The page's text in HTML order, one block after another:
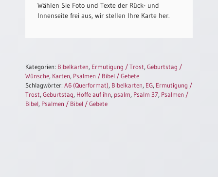
Kirchen(wieder)eintritt
Poster
Neuerscheinungen
Wählen Sie Foto und Texte der Rück- und
Innenseite frei aus, wir stellen Ihre Karte her.
Kategorien: Bibelkarten, Ermutigung / Trost,Geburtstag /
Wünsche, Karten, Psalmen / Bibel / Gebete
Schlagwörter:A6 (Querformat), Bibelkarten, EG, Ermutigung /
Trost,Geburtstag, Hoffe auf ihn, psalm, Psalm 37, Psalmen /
Bibel, Psalmen / Bibel / Gebete